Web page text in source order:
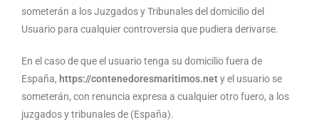
someterán a los Juzgados y Tribunales del domicilio del
Usuario para cualquier controversia que pudiera derivarse.
En el caso de que el usuario tenga su domicilio fuera de
España, https://contenedoresmaritimos.nety el usuario se
someterán, con renuncia expresa a cualquier otro fuero, a los
juzgados y tribunales de (España).